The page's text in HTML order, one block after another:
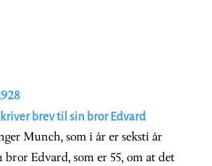
brev til sin bror Edvard
Munch, som i år er seksti år
bror Edvard, som er 55, om at det